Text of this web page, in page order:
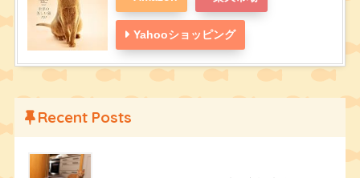
Yahooショッピング
Recent Posts